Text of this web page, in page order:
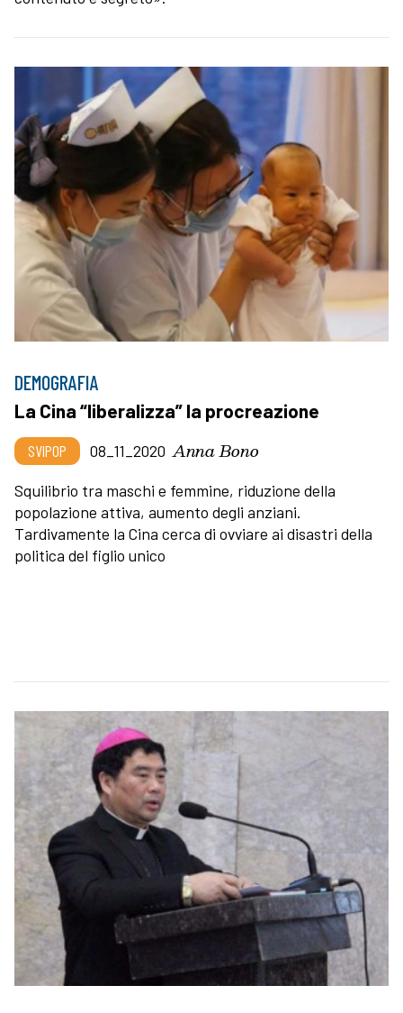
DEMOGRAFIA
La Cina “liberalizza” la procreazione
SVIPOP 08_11_2020 Anna Bono
Squilibrio tra maschi e femmine, riduzione della
popolazione attiva, aumento degli anziani.
Tardivamente la Cina cerca di ovviare ai disastri della
politica del figlio unico